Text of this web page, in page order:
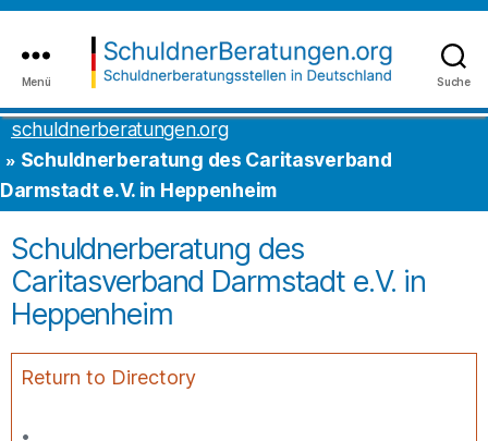
Inhalt
springen
to
the
content
Suche
schuldnerberatungen.org
Menü
schuldnerberatungen.org
Schuldnerberatung des Caritasverband
Darmstadt e.V. in Heppenheim
Schuldnerberatung des
Caritasverband Darmstadt e.V. in
Heppenheim
Return to Directory